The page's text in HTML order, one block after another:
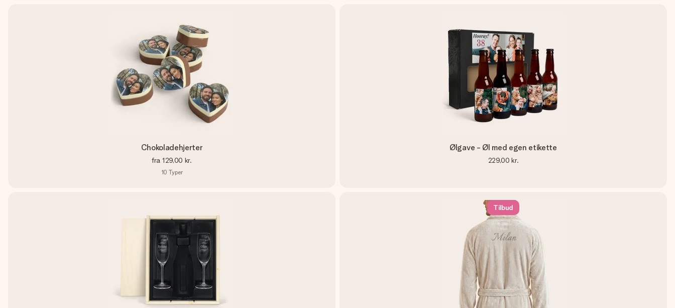
Chokoladehjerter
fra 129,00 kr.
10 Typer
Ølgave - Øl med egen etikette
229,00 kr.
Tilbud